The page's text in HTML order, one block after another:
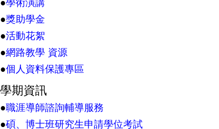
●學術演講
●獎助學金
●活動花絮
●網路教學 資源
●個人資料保護專區
學期資訊
●職涯導師諮詢輔導服務
●碩、博士班研究生申請學位考試